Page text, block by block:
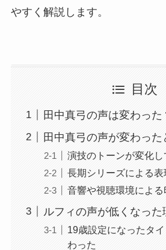
やすく解説します。
目次
田中真弓の声は変わった
田中真弓の声が変わった
演技のトーンが変化し
長期シリーズによる
音響や視聴環境による
ルフィの声が低くなった
19歳設定になったタ
わった